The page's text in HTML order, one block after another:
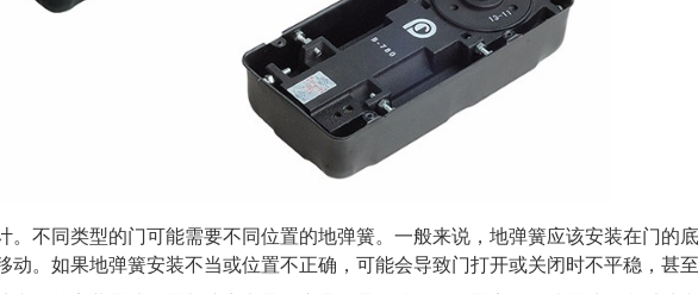
同类型的门可能需要不同位置的地弹簧。一般来说，地弹簧应该安装在门的
。如果地弹簧安装不当或位置不正确，可能会导致门打开或关闭时不平稳，甚